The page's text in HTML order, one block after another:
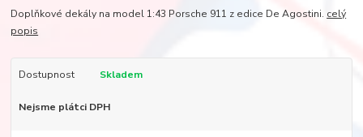
Doplňkové dekály na model 1:43 Porsche 911 z edice De Agostini. celý
popis
Dostupnost Skladem
Nejsme plátci DPH